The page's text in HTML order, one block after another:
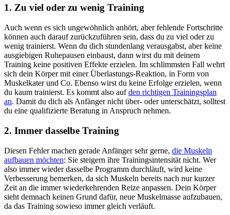
1. Zu viel oder zu wenig Training
Auch wenn es sich ungewöhnlich anhört, aber fehlende Fortschritte
können auch darauf zurückzuführen sein, dass du zu viel oder zu
wenig trainierst. Wenn du dich stundenlang verausgabst, aber keine
ausgiebigen Ruhepausen einbaust, dann wirst du mit deinem
Training keine positiven Effekte erzielen. Im schlimmsten Fall wehrt
sich dein Körper mit einer Überlastungs-Reaktion, in Form von
Muskelkater und Co. Ebenso wirst du keine Erfolge erzielen, wenn
du kaum trainierst. Es kommt also aufden richtigen Trainingsplan
an. Damit du dich als Anfänger nicht über- oder unterschätzt, solltest
du eine qualifizierte Beratung in Anspruch nehmen.
2. Immer dasselbe Training
Diesen Fehler machen gerade Anfänger sehr gerne, die Muskeln
aufbauen möchten: Sie steigern ihre Trainingsintensität nicht. Wer
also immer wieder dasselbe Programm durchläuft, wird keine
Verbesserung bemerken, da sich Muskeln bereits nach nur kurzer
Zeit an die immer wiederkehrenden Reize anpassen. Dein Körper
sieht demnach keinen Grund dafür, neue Muskelmasse aufzubauen,
da das Training sowieso immer gleich verläuft.